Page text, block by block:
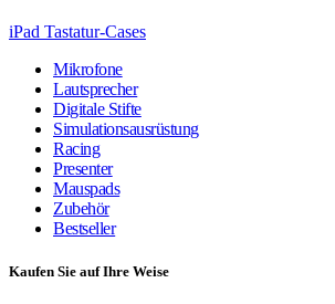
iPad Tastatur-Cases
Mikrofone
Lautsprecher
Digitale Stifte
Simulationsausrüstung
Racing
Presenter
Mauspads
Zubehör
Bestseller
Kaufen Sie auf Ihre Weise